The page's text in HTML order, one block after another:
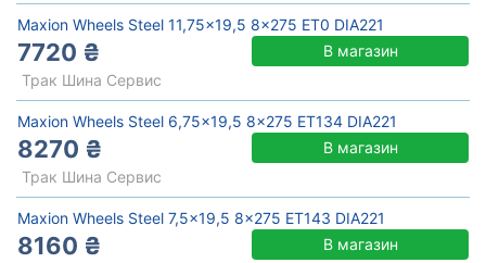
Maxion Wheels Steel 11,75x19,5 8x275 ET0 DIA221
7720 ₴
Трак Шина Сервис
В магазин
Maxion Wheels Steel 6,75x19,5 8x275 ET134 DIA221
8270 ₴
Трак Шина Сервис
В магазин
Maxion Wheels Steel 7,5x19,5 8x275 ET143 DIA221
8160 ₴ В магазин